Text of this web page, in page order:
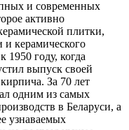
и современных
активно
плитки,
и керамического
1950 году, когда
выпуск своей
За 70 лет
одним из самых
в Беларуси, а
узнаваемых